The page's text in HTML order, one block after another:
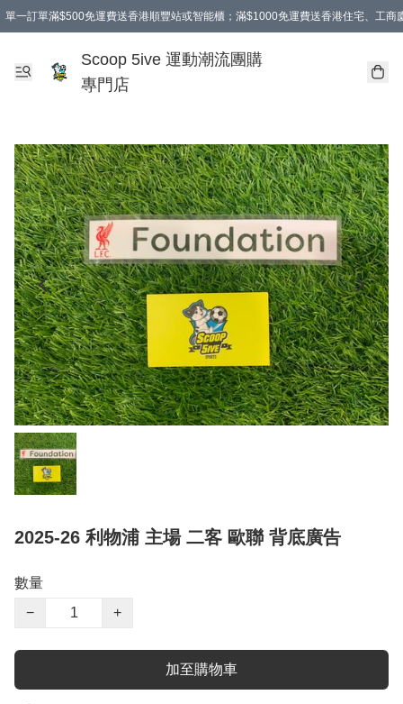
單一訂單滿$500免運費送香港順豐站或智能櫃；滿$1000免運費送香港住宅、工商
Scoop 5ive 運動潮流團購
專門店
2025-26 利物浦 主場 二客 歐聯 背底廣告
數量
−
+
加至購物車